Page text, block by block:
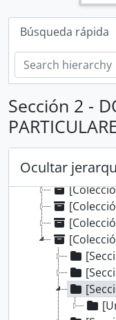
Búsqueda rápida
Sección 2 -
Ocultar
[Record
[Agrupación
[Agrupación
[Agrupación
[Agrupación
[Sección]